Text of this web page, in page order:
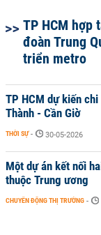
TP HCM hợp
đoàn Trung
triển metro
TP HCM dự kiến
Thành - Cần Giờ
THỜI SỰ - 30-05-2026
Một dự án kết nối
thuộc Trung ương
CHUYỂN ĐỘNG THỊ TRƯỜNG -